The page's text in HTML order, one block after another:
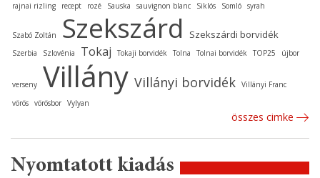
rajnai rizling
recept rozé Sauska sauvignon blanc Siklós Somló syrah
Szabó Zoltán Szekszárd Szekszárdi borvidék
Szerbia Szlovénia Tokaj Tokaji borvidék Tolna Tolnai borvidék TOP25 újbor
verseny Villány Villányi borvidék Villányi Franc
vörös vörösbor Vylyan
összes cimke
Nyomtatott kiadás